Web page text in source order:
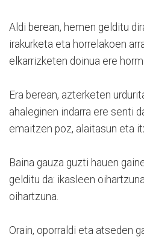
Aldi berean, hemen gelditu
irakurketa eta horrelakoen
elkarrizketen doinua ere
Era berean, azterketen
ahaleginen indarra ere senti
emaitzen poz, alaitasun eta
Baina gauza guzti hauen
gelditu da: ikasleen
oihartzuna.
Orain, oporraldi eta atseden